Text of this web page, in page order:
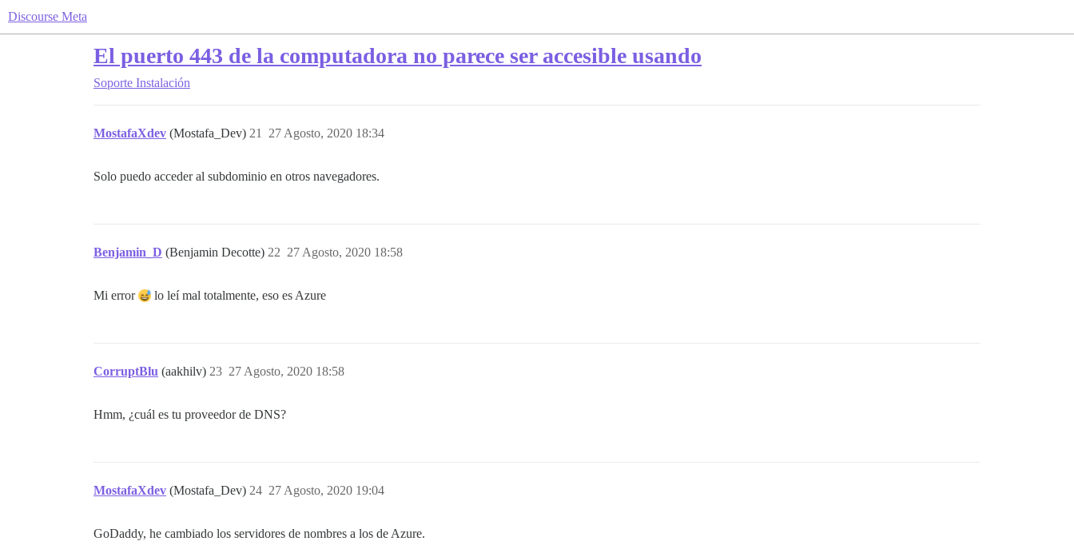
Discourse Meta
El puerto 443 de la computadora no parece ser accesible usando
Soporte Instalación
MostafaXdev (Mostafa_Dev) 27 Agosto, 2020 18:34
21
Solo puedo acceder al subdominio en otros navegadores.
Benjamin_D (Benjamin Decotte) 27 Agosto, 2020 18:58
22
Mi error lo leí mal totalmente, eso es Azure
CorruptBlu (aakhilv) 27 Agosto, 2020 18:58
23
Hmm, ¿cuál es tu proveedor de DNS?
MostafaXdev (Mostafa_Dev) 27 Agosto, 2020 19:04
24
GoDaddy, he cambiado los servidores de nombres a los de Azure.